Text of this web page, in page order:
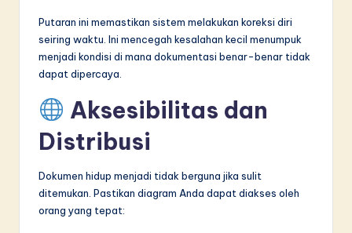
Putaran ini memastikan sistem melakukan koreksi diri
seiring waktu. Ini mencegah kesalahan kecil menumpuk
menjadi kondisi di mana dokumentasi benar-benar tidak
dapat dipercaya.
Aksesibilitas dan
Distribusi
Dokumen hidup menjadi tidak berguna jika sulit
ditemukan. Pastikan diagram Anda dapat diakses oleh
orang yang tepat: